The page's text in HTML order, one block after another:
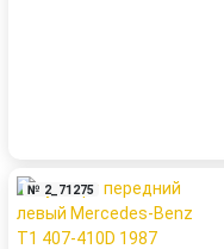
№ 2_71275